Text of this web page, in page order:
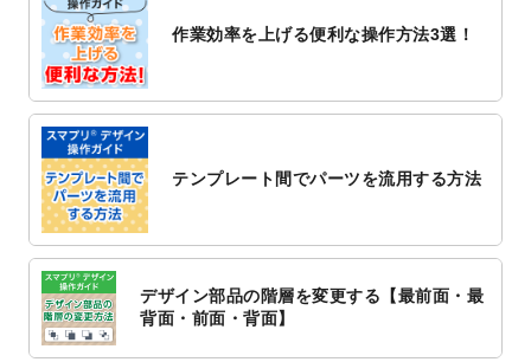
2022/10/26
レートを追加しました。
2022/10/26
追加しました。
2022/10/20
2022/10/14
年賀ポスターのデザインテンプレートを公
2022/10/6
チラシ作成からポスティング配布注文まで
2022/10/1
2023年版1月始まりのカレンダーデザイン
作業効率を上げる便利な操作方法3選！
テンプレート間でパーツを流用する方法
デザイン部品の階層を変更する【最前面・最
背面・前面・背面】